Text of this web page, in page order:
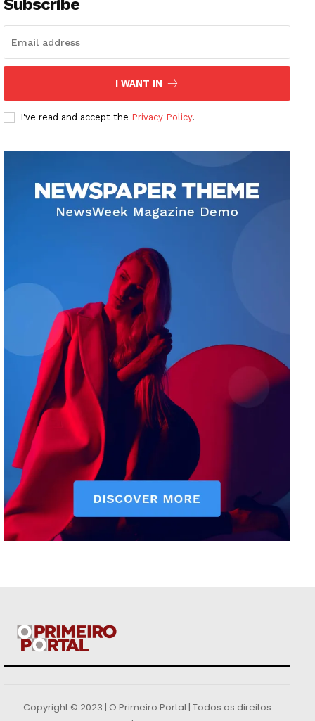
Subscribe
I WANT IN
I've read and accept the Privacy Policy.
Copyright © 2023 | O Primeiro Portal | Todos os direitos